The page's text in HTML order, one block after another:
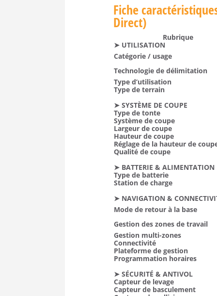
Fiche
Direct)
Rubrique
➤ UTILISATION
Catégorie / usage
Technologie de délimitation
Type d’utilisation
Type de terrain
➤ SYSTÈME DE COUPE
Type de tonte
Système de coupe
Largeur de coupe
Hauteur de coupe
Réglage de la hauteur de
Qualité de coupe
➤ BATTERIE & ALIMENTATION
Type de batterie
Station de charge
➤ NAVIGATION &
Mode de retour à la base
Gestion des zones de travail
Gestion multi-zones
Connectivité
Plateforme de gestion
Programmation horaires
➤ SÉCURITÉ & ANTIVOL
Capteur de levage
Capteur de basculement